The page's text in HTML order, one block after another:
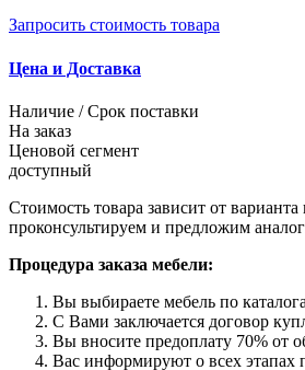
Запросить стоимость товара
Цена и Доставка
Наличие / Срок поставки
На заказ
Ценовой сегмент
доступный
Стоимость товара зависит от
проконсультируем и предложим
Процедура заказа мебели:
Вы выбираете мебель по
С Вами заключается договор
Вы вносите предоплату 70% от
Вас информируют о всех этапах